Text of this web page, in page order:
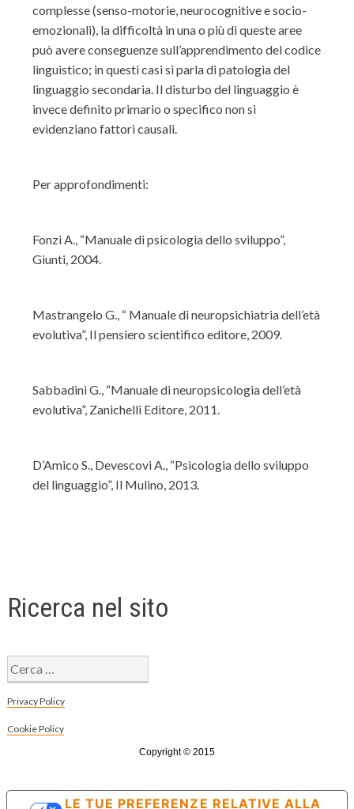
complesse (senso-motorie, neurocognitive e socio-
emozionali), la difficoltà in una o più di queste aree
può avere conseguenze sull’apprendimento del codice
linguistico; in questi casi si parla di patologia del
linguaggio secondaria. Il disturbo del linguaggio è
invece definito primario o specifico non si
evidenziano fattori causali.
Per approfondimenti:
Fonzi A., “Manuale di psicologia dello sviluppo”,
Giunti, 2004.
Mastrangelo G., “ Manuale di neuropsichiatria dell’età
evolutiva”, Il pensiero scientifico editore, 2009.
Sabbadini G., “Manuale di neuropsicologia dell’età
evolutiva”, Zanichelli Editore, 2011.
D’Amico S., Devescovi A., “Psicologia dello sviluppo
del linguaggio”, Il Mulino, 2013.
Ricerca nel sito
Ricerca
per:
Privacy Policy
Cookie Policy
Copyright © 2015
LE TUE PREFERENZE RELATIVE ALLA